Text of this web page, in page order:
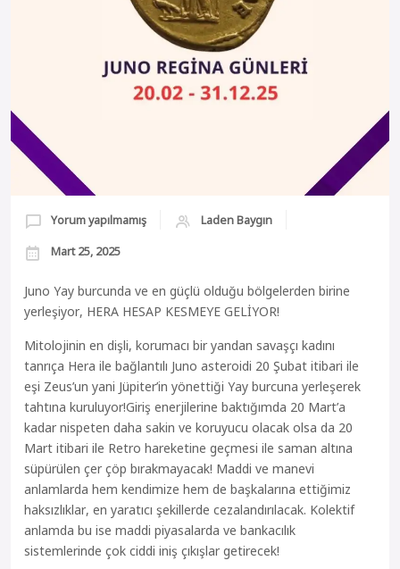
Yorum yapılmamış Laden Baygın
Mart 25, 2025
Juno Yay burcunda ve en güçlü olduğu bölgelerden birine
yerleşiyor, HERA HESAP KESMEYE GELİYOR!
Mitolojinin en dişli, korumacı bir yandan savaşçı kadını
tanrıça Hera ile bağlantılı Juno asteroidi 20 Şubat itibari ile
eşi Zeus’un yani Jüpiter’in yönettiği Yay burcuna yerleşerek
tahtına kuruluyor!Giriş enerjilerine baktığımda 20 Mart’a
kadar nispeten daha sakin ve koruyucu olacak olsa da 20
Mart itibari ile Retro hareketine geçmesi ile saman altına
süpürülen çer çöp bırakmayacak! Maddi ve manevi
anlamlarda hem kendimize hem de başkalarına ettiğimiz
haksızlıklar, en yaratıcı şekillerde cezalandırılacak. Kolektif
anlamda bu ise maddi piyasalarda ve bankacılık
sistemlerinde çok ciddi iniş çıkışlar getirecek!